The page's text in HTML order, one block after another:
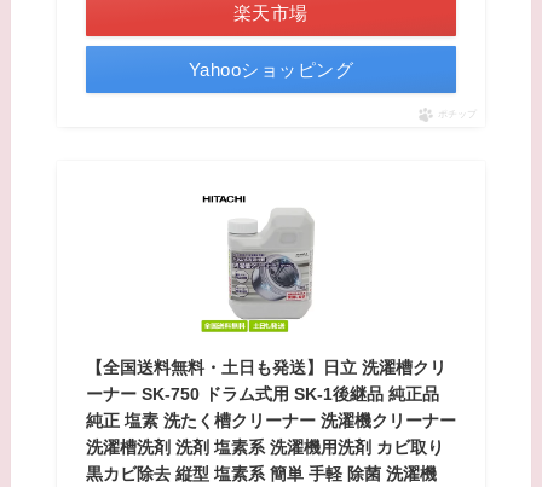
楽天市場
Yahooショッピング
ポチップ
【全国送料無料・土日も発送】日立 洗濯槽クリ
ーナー SK-750 ドラム式用 SK-1後継品 純正品
純正 塩素 洗たく槽クリーナー 洗濯機クリーナー
洗濯槽洗剤 洗剤 塩素系 洗濯機用洗剤 カビ取り
黒カビ除去 縦型 塩素系 簡単 手軽 除菌 洗濯機